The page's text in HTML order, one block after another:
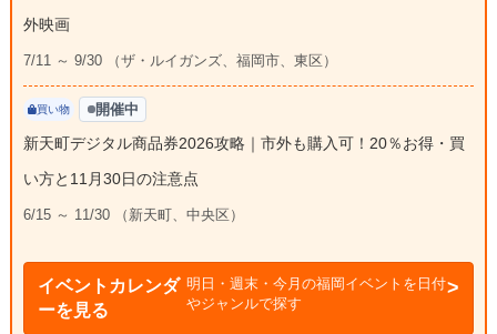
外映画
7/11 ～ 9/30 （ザ・ルイガンズ、福岡市、東区）
買い物 開催中
新天町デジタル商品券2026攻略｜市外も購入可！20％お得・買
い方と11月30日の注意点
6/15 ～ 11/30 （新天町、中央区）
イベントカレンダ
ーを見る
明日・週末・今月の福岡イベントを日付
やジャンルで探す